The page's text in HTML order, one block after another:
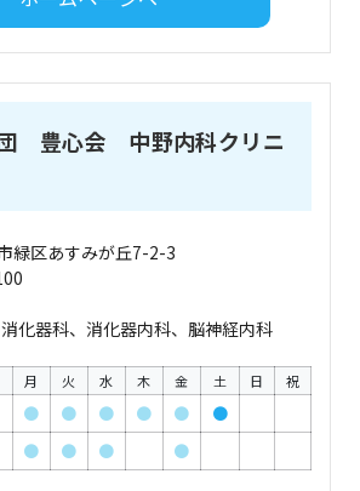
豊心会 中野内科クリニ
緑区あすみが丘7-2-3
化器科、消化器内科、脳神経内科
月 火 水 木 金 土 日 祝
● ● ● ● ●
●
● ● ● ●